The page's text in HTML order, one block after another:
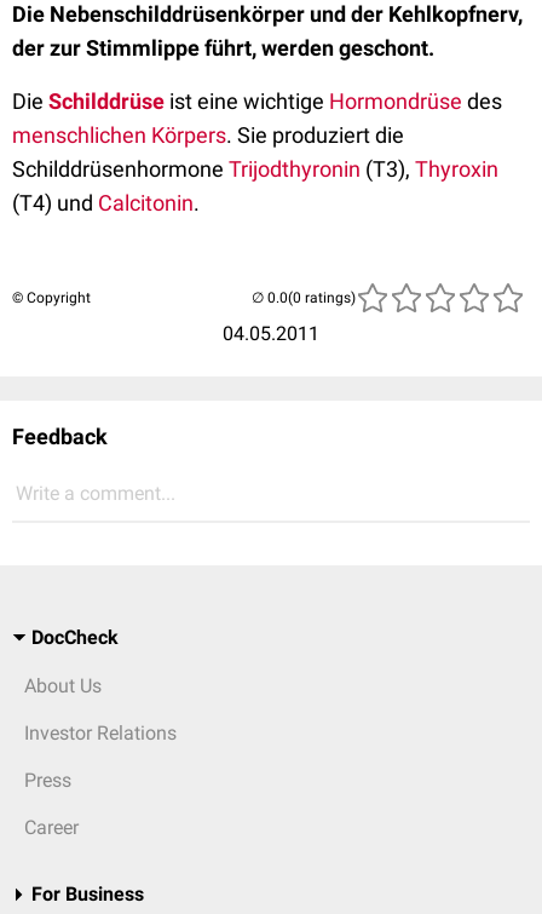
Die Nebenschilddrüsenkörper und der Kehlkopfnerv,
der zur Stimmlippe führt, werden geschont.
Die Schilddrüse ist eine wichtige Hormondrüse des
menschlichen Körpers. Sie produziert die
Schilddrüsenhormone Trijodthyronin (T3), Thyroxin
(T4) und Calcitonin.
© Copyright
04.05.2011
(0 ratings)
Feedback
Write a comment...
DocCheck
About Us
Investor Relations
Press
Career
For Business